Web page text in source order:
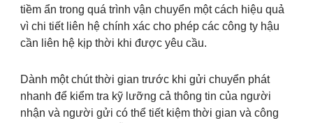
tiềm ẩn trong quá trình vận chuyển một cách hiệu quả
vì chi tiết liên hệ chính xác cho phép các công ty hậu
cần liên hệ kịp thời khi được yêu cầu.
Dành một chút thời gian trước khi gửi chuyển phát
nhanh để kiểm tra kỹ lưỡng cả thông tin của người
nhận và người gửi có thể tiết kiệm thời gian và công